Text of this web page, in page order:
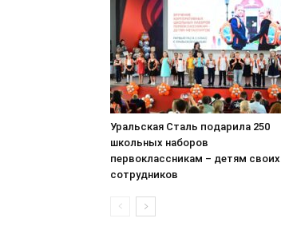
Уральская Сталь подарила 250
школьных наборов
первоклассникам – детям своих
сотрудников